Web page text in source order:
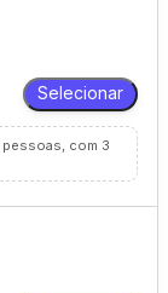
Selecionar
com 3